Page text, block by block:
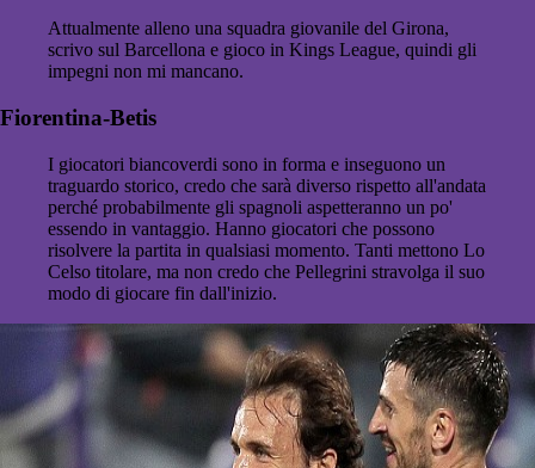
Attualmente alleno una squadra giovanile del Girona,
scrivo sul Barcellona e gioco in Kings League, quindi gli
impegni non mi mancano.
Fiorentina-Betis
I giocatori biancoverdi sono in forma e inseguono un
traguardo storico, credo che sarà diverso rispetto all'andata
perché probabilmente gli spagnoli aspetteranno un po'
essendo in vantaggio. Hanno giocatori che possono
risolvere la partita in qualsiasi momento. Tanti mettono Lo
Celso titolare, ma non credo che Pellegrini stravolga il suo
modo di giocare fin dall'inizio.